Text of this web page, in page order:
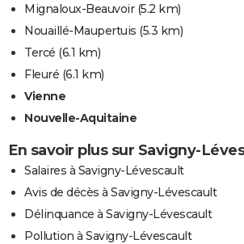
Mignaloux-Beauvoir(5.2 km)
Nouaillé-Maupertuis (5.3 km)
Tercé (6.1 km)
Fleuré (6.1 km)
Vienne
Nouvelle-Aquitaine
En savoir plus sur Savigny-
Salaires à Savigny-Lévescault
Avis de décès à Savigny-Lévescault
Délinquance à Savigny-Lévescault
Pollution à Savigny-Lévescault